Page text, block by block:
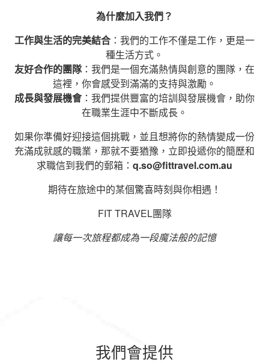
為什麼加入我們？
工作與生活的完美結合 ：我們的工作不僅是工作，更是一
種生活方式。
友好合作的團隊：我們是一個充滿熱情與創意的團隊，在
這裡，你會感受到滿滿的支持與激勵。
成長與發展機會：我們提供豐富的培訓與發展機會，助你
在職業生涯中不斷成長。
如果你準備好迎接這個挑戰，並且想將你的熱情變成一份
充滿成就感的職業，那就不要猶豫，立即投遞你的簡歷和
求職信到我們的郵箱： q.so@fittravel.com.au
期待在旅途中的某個驚喜時刻與你相遇！
FIT TRAVEL團隊
讓每一次旅程都成為一段魔法般的記憶
我們會提供